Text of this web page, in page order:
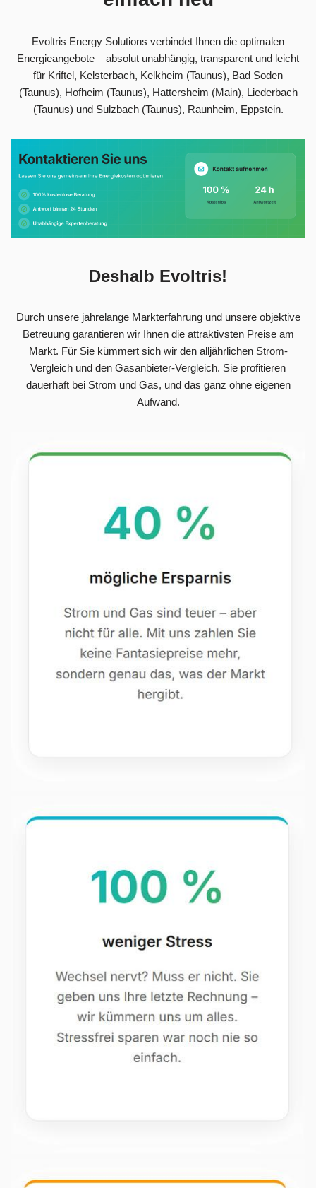
Evoltris Energy Solutions verbindet Ihnen die optimalen
Energieangebote – absolut unabhängig, transparent und leicht
für Kriftel, Kelsterbach, Kelkheim (Taunus), Bad Soden
(Taunus), Hofheim (Taunus), Hattersheim (Main), Liederbach
(Taunus) und Sulzbach (Taunus), Raunheim, Eppstein.
Deshalb Evoltris!
Durch unsere jahrelange Markterfahrung und unsere objektive
Betreuung garantieren wir Ihnen die attraktivsten Preise am
Markt. Für Sie kümmert sich wir den alljährlichen Strom-
Vergleich und den Gasanbieter-Vergleich. Sie profitieren
dauerhaft bei Strom und Gas, und das ganz ohne eigenen
Aufwand.